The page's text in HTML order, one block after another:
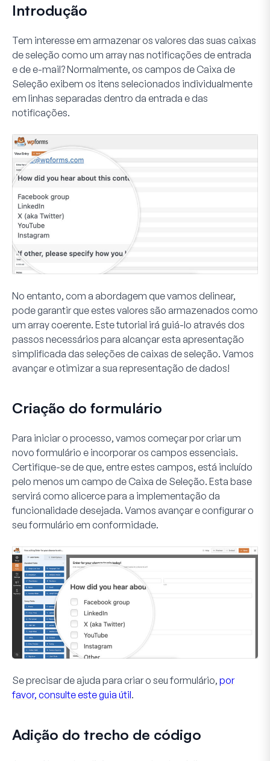
Introdução
Tem interesse em armazenar os valores das suas caixas
de seleção como um array nas notificações de entrada
e de e-mail? Normalmente, os campos de Caixa de
Seleção exibem os itens selecionados individualmente
em linhas separadas dentro da entrada e das
notificações.
No entanto, com a abordagem que vamos delinear,
pode garantir que estes valores são armazenados como
um array coerente. Este tutorial irá guiá-lo através dos
passos necessários para alcançar esta apresentação
simplificada das seleções de caixas de seleção. Vamos
avançar e otimizar a sua representação de dados!
Criação do formulário
Para iniciar o processo, vamos começar por criar um
novo formulário e incorporar os campos essenciais.
Certifique-se de que, entre estes campos, está incluído
pelo menos um campo de Caixa de Seleção. Esta base
servirá como alicerce para a implementação da
funcionalidade desejada. Vamos avançar e configurar o
seu formulário em conformidade.
Se precisar de ajuda para criar o seu formulário, por
favor, consulte este guia útil.
Adição do trecho de código